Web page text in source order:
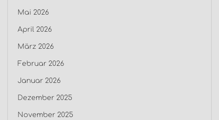
Mai 2026
April 2026
März 2026
Februar 2026
Januar 2026
Dezember 2025
November 2025